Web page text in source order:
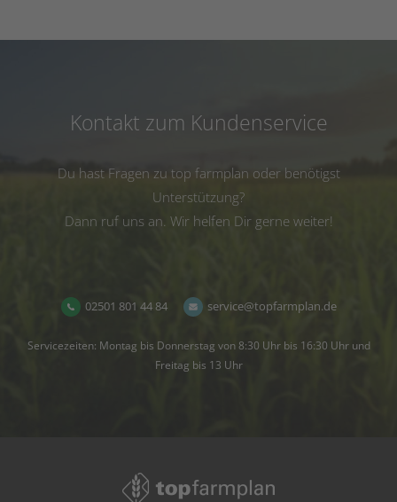
Kontakt zum Kundenservice
Du hast Fragen zu top farmplan oder benötigst
Unterstützung?
Dann ruf uns an. Wir helfen Dir gerne weiter!
02501 801 44 84 service@topfarmplan.de
Servicezeiten: Montag bis Donnerstag von 8:30 Uhr bis 16:30 Uhr und
Freitag bis 13 Uhr